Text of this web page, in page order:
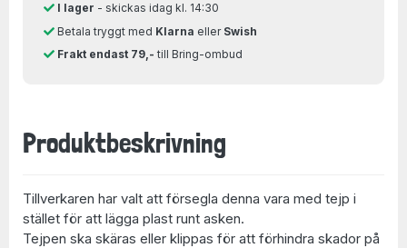
I lager - skickas idag kl. 14:30
Betala tryggt med Klarna eller Swish
Frakt endast 79,- till Bring-ombud
Produktbeskrivning
Tillverkaren har valt att försegla denna vara med tejp i
stället för att lägga plast runt asken.
Tejpen ska skäras eller klippas för att förhindra skador på